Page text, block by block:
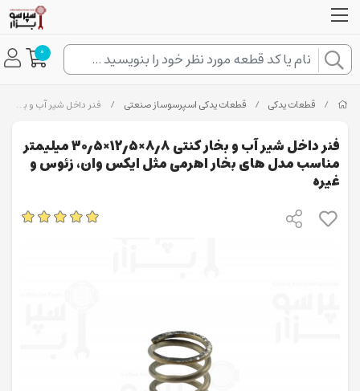
0
/ قطعات یدکی / قطعات یدکی اسپرسوساز صنعتی / فنر داخل شیر آب و بخار کنتی ۸٫۸×۱۲٫۵×۳۰٫۵ میلیمتر مناسب مدل های بخار اهرمی مثل ایکس وان، زئوس و غیره
فنر داخل شیر آب و بخار کنتی ۸٫۸×۱۲٫۵×۳۰٫۵ میلیمتر
مناسب مدل های بخار اهرمی مثل ایکس وان، زئوس و
غیره